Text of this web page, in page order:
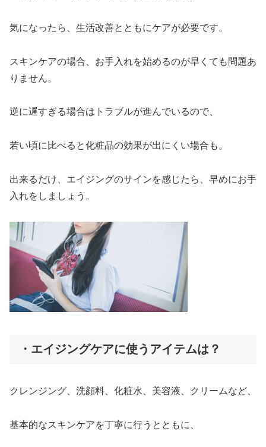
気になったら、生活改善とともにケアが必要です。
スキンケアの場合、お手入れを始めるのが早くても問題あ
りません。
逆に遅すぎる場合はトラブルが進んでいるので、
若い頃に比べると化粧品の効果が出にくい場合も。
出来るだけ、エイジングのサインを感じたら、早めにお手
入れをしましょう。
・エイジングケアに使うアイテムは？
クレンジング、洗顔料、化粧水、美容液、クリームなど、
基本的なスキンケアを丁寧に行うとともに、